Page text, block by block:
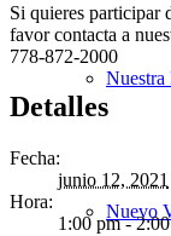
Nuestra
Nuevo
Si quieres participar
favor contacta a
778-872-2000
Detalles
Fecha:
junio 12, 2021
Hora:
1:00 pm -